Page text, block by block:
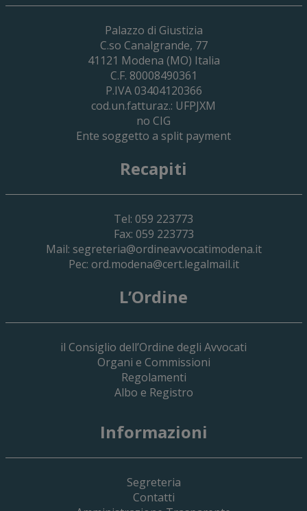
29 Giugno 2026
Cassa Forense – Elezioni Dei Delegati
2030
19 Giugno 2026
Palazzo di Giustizia
C.so Canalgrande, 77
41121 Modena (MO) Italia
C.F. 80008490361
P.IVA 03404120366
cod.un.fatturaz.: UFPJXM
no CIG
Ente soggetto a split payment
Recapiti
Tel: 059 223773
Fax: 059 223773
Mail: segreteria@ordineavvocatimodena.it
Pec: ord.modena@cert.legalmail.it
L’Ordine
il Consiglio dell’Ordine degli Avvocati
Organi e Commissioni
Regolamenti
Albo e Registro
Informazioni
Segreteria
Contatti